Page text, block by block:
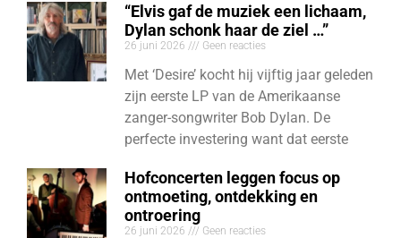
“Elvis gaf de muziek een lichaam,
Dylan schonk haar de ziel …”
26 juni 2026 Geen reacties
Met ‘Desire’ kocht hij vijftig jaar geleden
zijn eerste LP van de Amerikaanse
zanger-songwriter Bob Dylan. De
perfecte investering want dat eerste
Hofconcerten leggen focus op
ontmoeting, ontdekking en
ontroering
26 juni 2026 Geen reacties